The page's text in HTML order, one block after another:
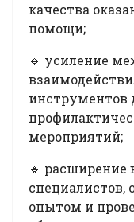
качества
помощи;
🔹 усиление
инструментов
мероприятий;
🔹 расширение
опытом и